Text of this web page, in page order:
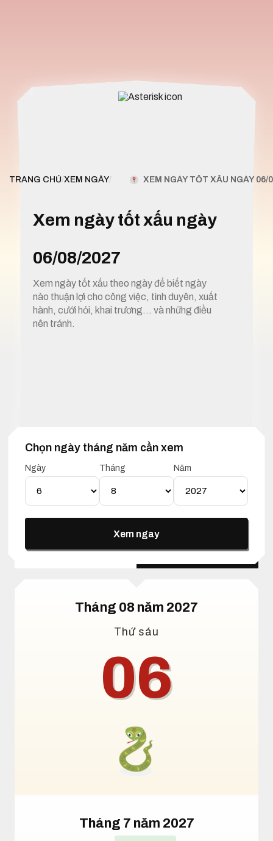
TRANG CHỦ/XEM NGÀY/ XEM NGÀY TỐT XẤU NGÀY 06/
Xem ngày tốt xấu ngày
06/08/2027
Xem ngày tốt xấu theo ngày để biết ngày
nào thuận lợi cho công việc, tình duyên, xuất
hành, cưới hỏi, khai trương… và những điều
nên tránh.
Chọn ngày tháng năm cần xem
Ngày Tháng Năm
Xem ngay
1. Xem ngày tốt xấu 6 tháng 8 năm 2027
Lịch Vạn Niên 06 Tháng 08
Năm 2027
Lịch dương Lịch âm
Tháng 08 năm 2027
Thứ sáu
06
Tháng 7 năm 2027